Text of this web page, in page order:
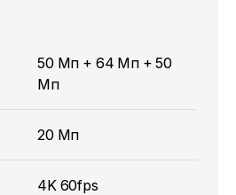
50 Мп + 64 Мп + 50
Мп
20 Мп
4K 60fps